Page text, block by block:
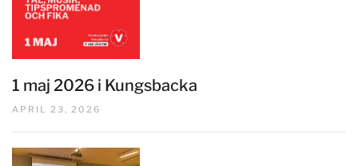
1 maj 2026 i Kungsbacka
APRIL 23, 2026